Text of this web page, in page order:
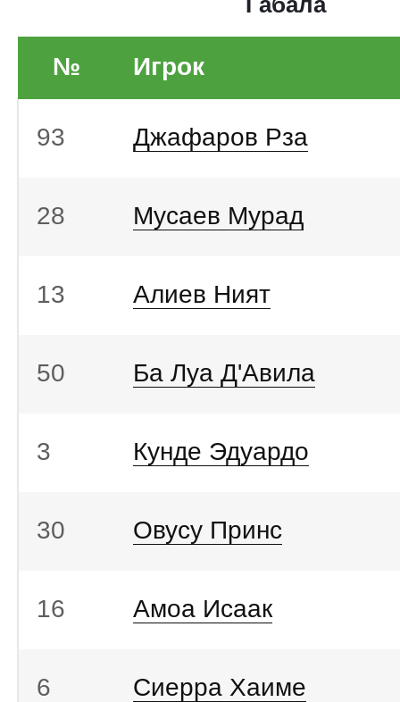
№ Игрок
93 Джафаров Рза
28 Мусаев Мурад
13 Алиев Ният
50 Ба Луа Д'Авила
3 Кунде Эдуардо
30 Овусу Принс
16 Амоа Исаак
6 Сиерра Хаиме